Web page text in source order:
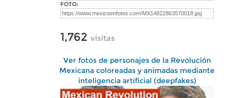
FOTO:
1,762 visitas
Ver fotos de personajes de la Revolución
Mexicana coloreadas y animadas mediante
inteligencia artificial (deepfakes)